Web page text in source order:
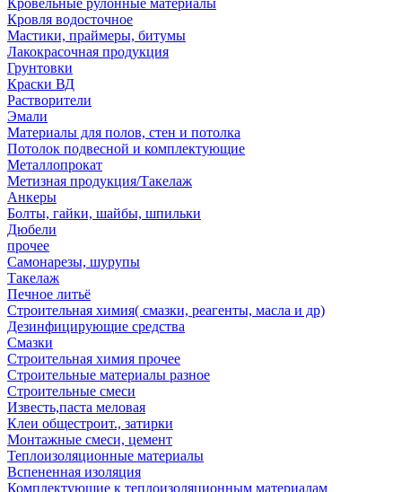
Кровельные рулонные материалы
Кровля водосточное
Мастики, праймеры, битумы
Лакокрасочная продукция
Грунтовки
Краски ВД
Растворители
Эмали
Материалы для полов, стен и потолка
Потолок подвесной и комплектующие
Металлопрокат
Метизная продукция/Такелаж
Анкеры
Болты, гайки, шайбы, шпильки
Дюбели
прочее
Самонарезы, шурупы
Такелаж
Печное литьё
Строительная химия( смазки, реагенты, масла и др)
Дезинфицирующие средства
Смазки
Строительная химия прочее
Строительные материалы разное
Строительные смеси
Известь,паста меловая
Клеи общестроит., затирки
Монтажные смеси, цемент
Теплоизоляционные материалы
Вспененная изоляция
Комплектующие к теплоизоляционным материалам